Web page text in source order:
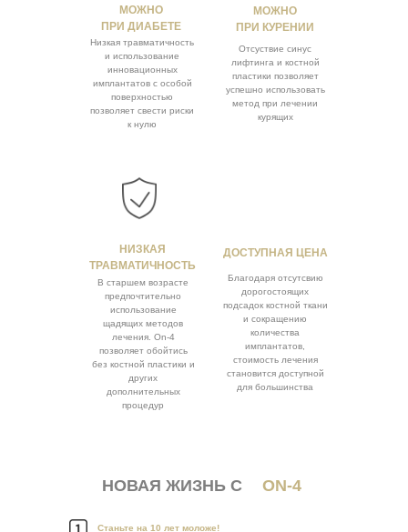
В старшем возрасте
предпочтительно
использование
щадящих методов
лечения. On-4
позволяет обойтись
без костной пластики и
других
дополнительных
процедур
Благодаря отсутсвию
дорогостоящих
подсадок костной ткани
и сокращению
количества
имплантатов,
стоимость лечения
становится доступной
для большинства
Низкая травматичность
и использование
инновационных
имплантатов с особой
поверхностью
позволяет свести риски
к нулю
Отсуствие синус
лифтинга и костной
пластики позволяет
успешно использовать
метод при лечении
курящих
НИЗКАЯ
ТРАВМАТИЧНОСТЬ
ДОСТУПНАЯ ЦЕНА
МОЖНО
ПРИ ДИАБЕТЕ
МОЖНО
ПРИ КУРЕНИИ
ON-4
Станьте на 10 лет моложе!
НОВАЯ ЖИЗНЬ С